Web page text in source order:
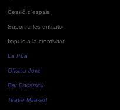
Cessió d'espais
Suport a les entitats
Impuls a la creativitat
La Pua
Oficina Jove
Bar Bocamoll
Teatre Mira-sol